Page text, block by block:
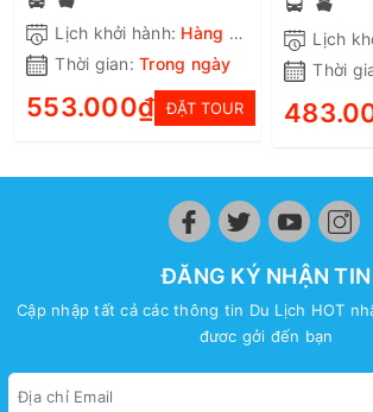
Lịch khởi hành: Hàng ngày
Thời gian: Trong ngày
553.000₫ ĐẶT TOUR
Lịch
Thời
ĐĂNG KÝ NHẬN TIN
Cập nhập tất cả các thông tin Du Lịch HOT
đươc gởi đến bạn